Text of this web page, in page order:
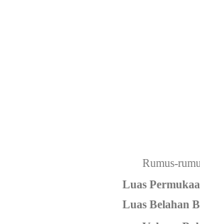
Rumus-
Luas
Luas Belahan